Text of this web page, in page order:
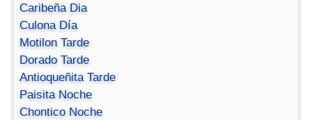
Caribeña Dia
Culona Día
Motilon Tarde
Dorado Tarde
Antioqueñita Tarde
Paisita Noche
Chontico Noche